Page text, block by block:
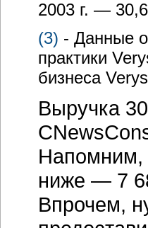
2003 г. —
(3) - Данные
практики
бизнеса
Выручка
Напомним,
ниже — 7
Впрочем,